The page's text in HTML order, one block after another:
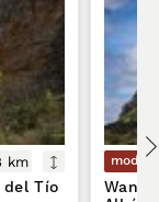
km
Tío